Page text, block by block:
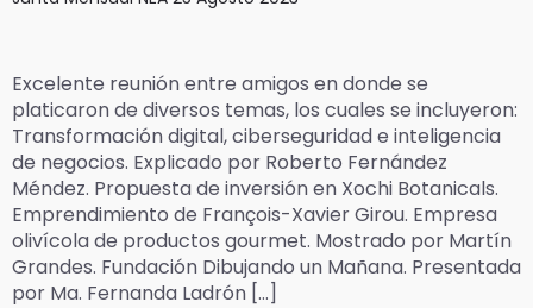
Excelente reunión entre amigos en donde se
platicaron de diversos temas, los cuales se incluyeron:
Transformación digital, ciberseguridad e inteligencia
de negocios. Explicado por Roberto Fernández
Méndez. Propuesta de inversión en Xochi Botanicals.
Emprendimiento de François-Xavier Girou. Empresa
olivícola de productos gourmet. Mostrado por Martín
Grandes. Fundación Dibujando un Mañana. Presentada
por Ma. Fernanda Ladrón […]